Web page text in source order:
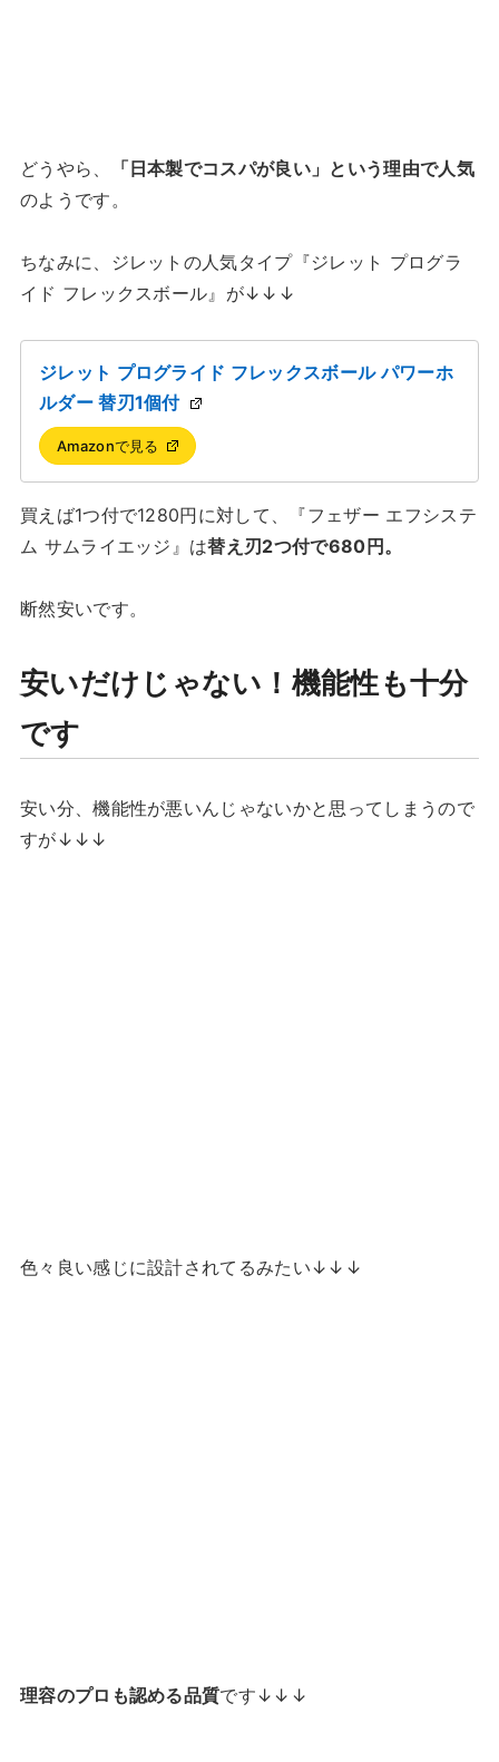
どうやら、
「日本製でコスパが良い」という理由で人気
のようです。
ちなみに、ジレットの人気タイプ『ジレット プログラ
イド フレックスボール』が↓↓↓
ジレット プログライド フレックスボール パワーホ
ルダー 替刃1個付
Amazonで見る
買えば1つ付で1280円に対して、『フェザー エフシステ
ム サムライエッジ』は替え刃2つ付で680円。
断然安いです。
安いだけじゃない！機能性も十分
です
安い分、機能性が悪いんじゃないかと思ってしまうので
すが↓↓↓
色々良い感じに設計されてるみたい↓↓↓
理容のプロも認める品質です↓↓↓